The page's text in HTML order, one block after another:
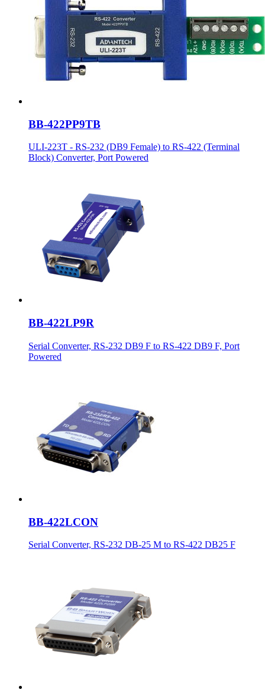
BB-422PP9TB
ULI-223T - RS-232 (DB9 Female) to RS-422 (Terminal
Block) Converter, Port Powered
BB-422LP9R
Serial Converter, RS-232 DB9 F to RS-422 DB9 F, Port
Powered
BB-422LCON
Serial Converter, RS-232 DB-25 M to RS-422 DB25 F